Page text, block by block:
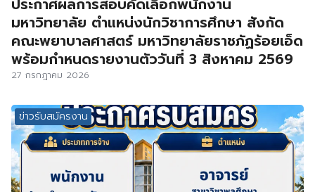
มหาวิทยาลัย ตำแหน่งนักวิชาการศึกษา สังกัด
คณะพยาบาลศาสตร์ มหาวิทยาลัยราชภัฏร้อยเอ็ด
พร้อมกำหนดรายงานตัววันที่ 3 สิงหาคม 2569
27 กรกฎาคม 2026
ข่าวรับสมัครงาน